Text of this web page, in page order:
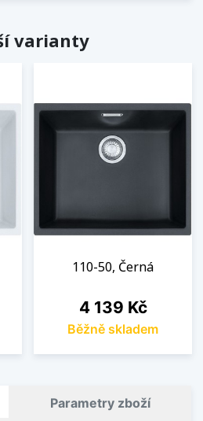
varianty
110-50, Černá
Cena
4 139 Kč
Běžně skladem
Parametry zboží